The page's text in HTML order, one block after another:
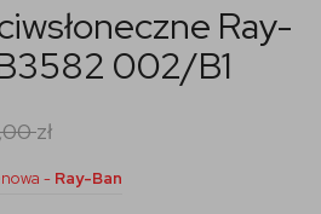
Ray-
002/B1
zł
- Ray-Ban